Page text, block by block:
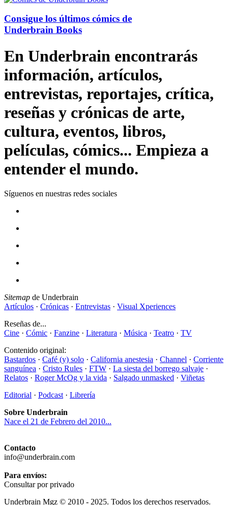
Consigue los últimos cómics de
Underbrain Books
En Underbrain encontrarás
información, artículos,
entrevistas, reportajes, crítica,
reseñas y crónicas de arte,
cultura, eventos, libros,
películas, cómics... Empieza a
entender el mundo.
Síguenos en nuestras redes sociales
Sitemap de Underbrain
Artículos · Crónicas · Entrevistas · Visual Xperiences
Reseñas de...
Cine · Cómic · Fanzine · Literatura · Música · Teatro · TV
Contenido original:
Bastardos · Café (y) solo · California anestesia · Channel · Corriente
sanguínea · Cristo Rules · FTW · La siesta del borrego salvaje ·
Relatos · Roger McOg y la vida · Salgado unmasked · Viñetas
Editorial · Podcast · Librería
Sobre Underbrain
Nace el 21 de Febrero del 2010...
Contacto
info@underbrain.com
Para envíos:
Consultar por privado
Underbrain Mgz © 2010 - 2025. Todos los derechos reservados.